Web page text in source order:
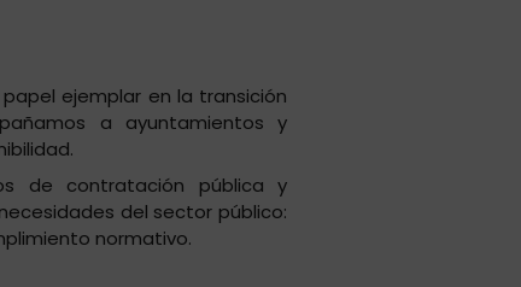
ejemplar en la transición
a ayuntamientos y
de contratación pública y
del sector público:
normativo.